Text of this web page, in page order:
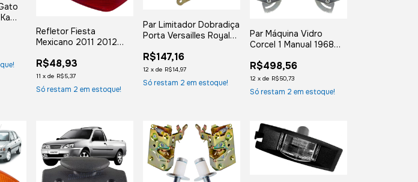
Refletor Fiesta
Mexicano 2011 2012
R$48,93
11 xde R$5,37
Só restam 2 em estoque!
Par Limitador Dobradiça
Porta Versailles Royale
R$147,16
12 xde R$14,97
Só restam 2 em estoque!
Par Máquina Vidro
Corcel 1 Manual 1968
1973 1974 1975 1976
1977
R$498,56
12 xde R$50,73
Só restam 2 em estoque!